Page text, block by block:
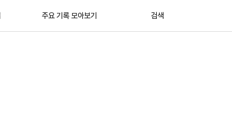
주요 기록 모아보기 검색